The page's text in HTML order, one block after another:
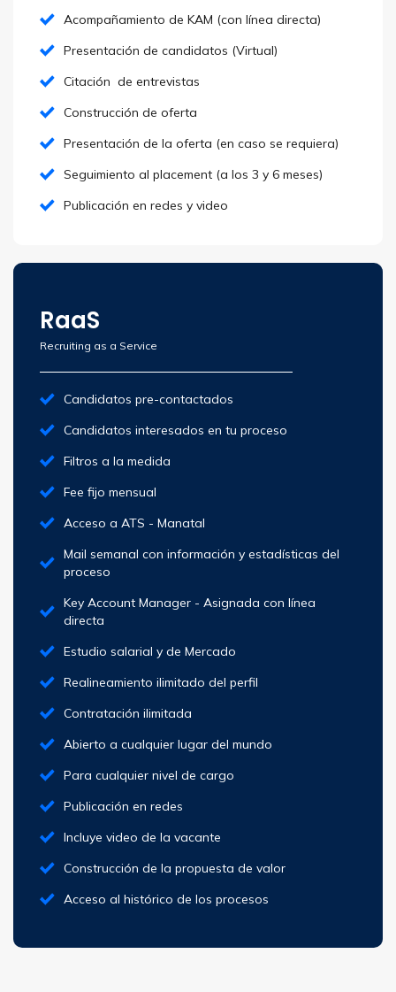
Acompañamiento de KAM (con línea directa)
Presentación de candidatos (Virtual)
Citación de entrevistas
Construcción de oferta
Presentación de la oferta (en caso se requiera)
Seguimiento al placement (a los 3 y 6 meses)
Publicación en redes y video
RaaS
Recruiting as a Service
Candidatos pre-contactados
Candidatos interesados en tu proceso
Filtros a la medida
Fee fijo mensual
Acceso a ATS - Manatal
Mail semanal con información y estadísticas del
proceso
Key Account Manager - Asignada con línea
directa
Estudio salarial y de Mercado
Realineamiento ilimitado del perfil
Contratación ilimitada
Abierto a cualquier lugar del mundo
Para cualquier nivel de cargo
Publicación en redes
Incluye video de la vacante
Construcción de la propuesta de valor
Acceso al histórico de los procesos